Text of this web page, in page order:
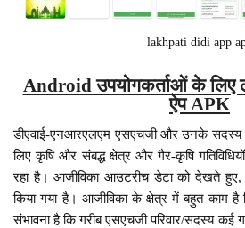
lakhpati didi app
Android उपयोगकर्ताओं के लिए
ऐप APK
डीएवाई-एनआरएलएम एसएचजी और उनके सदस्य
लिए कृषि और संबद्ध क्षेत्र और गैर-कृषि
रहा है। आजीविका आउटरीच डेटा को देखते
किया गया है। आजीविका के क्षेत्र में बहुत
संभावना है कि गरीब एसएचजी परिवार/सदस्य कई